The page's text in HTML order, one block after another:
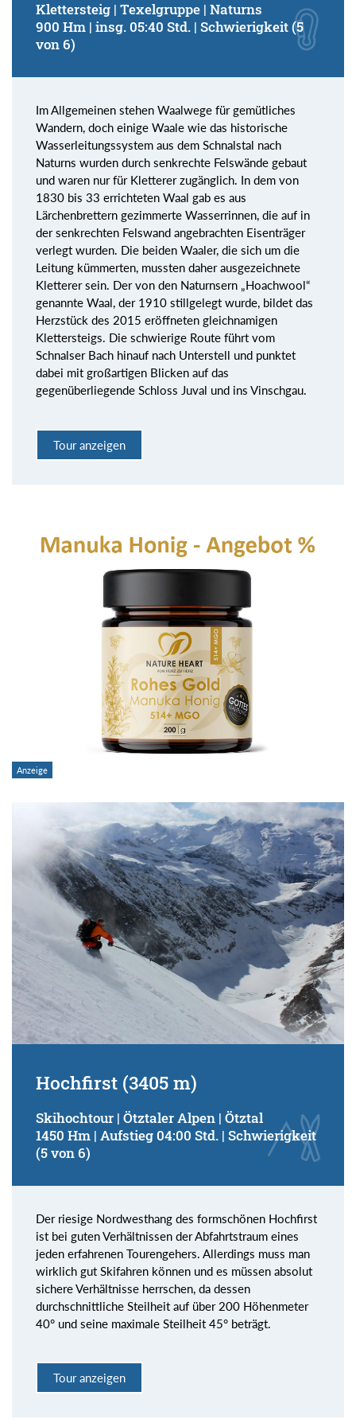
Klettersteig | Texelgruppe | Naturns
900 Hm | insg. 05:40 Std. | Schwierigkeit (5
von 6)
Im Allgemeinen stehen Waalwege für gemütliches
Wandern, doch einige Waale wie das historische
Wasserleitungssystem aus dem Schnalstal nach
Naturns wurden durch senkrechte Felswände gebaut
und waren nur für Kletterer zugänglich. In dem von
1830 bis 33 errichteten Waal gab es aus
Lärchenbrettern gezimmerte Wasserrinnen, die auf in
der senkrechten Felswand angebrachten Eisenträger
verlegt wurden. Die beiden Waaler, die sich um die
Leitung kümmerten, mussten daher ausgezeichnete
Kletterer sein. Der von den Naturnsern „Hoachwool“
genannte Waal, der 1910 stillgelegt wurde, bildet das
Herzstück des 2015 eröffneten gleichnamigen
Klettersteigs. Die schwierige Route führt vom
Schnalser Bach hinauf nach Unterstell und punktet
dabei mit großartigen Blicken auf das
gegenüberliegende Schloss Juval und ins Vinschgau.
Tour anzeigen
Hochfirst (3405 m)
Skihochtour | Ötztaler Alpen | Ötztal
1450 Hm | Aufstieg 04:00 Std. | Schwierigkeit
(5 von 6)
Der riesige Nordwesthang des formschönen Hochfirst
ist bei guten Verhältnissen der Abfahrtstraum eines
jeden erfahrenen Tourengehers. Allerdings muss man
wirklich gut Skifahren können und es müssen absolut
sichere Verhältnisse herrschen, da dessen
durchschnittliche Steilheit auf über 200 Höhenmeter
40° und seine maximale Steilheit 45° beträgt.
Tour anzeigen